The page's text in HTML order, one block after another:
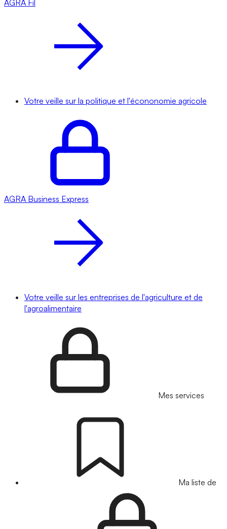
AGRA Fil
Votre veille sur la politique et l'écononomie agricole
AGRA Business Express
Votre veille sur les entreprises de l'agriculture et de
l'agroalimentaire
Mes services
Ma liste de